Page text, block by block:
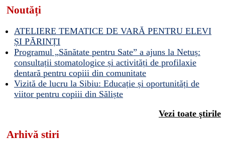
Noutăți
ATELIERE TEMATICE DE VARĂ PENTRU ELEVI
ȘI PĂRINȚI
Programul „Sănătate pentru Sate” a ajuns la Netuș:
consultații stomatologice și activități de profilaxie
dentară pentru copiii din comunitate
Vizită de lucru la Sibiu: Educație și oportunități de
viitor pentru copiii din Săliște
Vezi toate ştirile
Arhivă stiri